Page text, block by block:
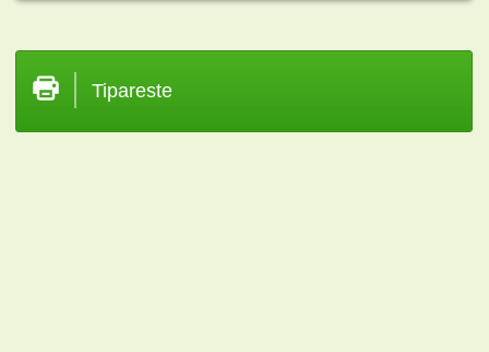
Tipareste